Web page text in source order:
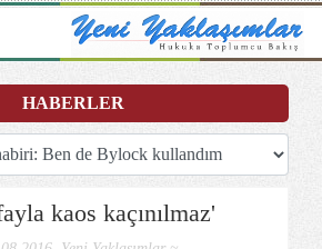
kaos kaçınılmaz'
HABERLER